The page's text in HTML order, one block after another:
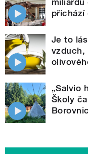
přichází
Je to
vzduch,
„Salvio
Školy